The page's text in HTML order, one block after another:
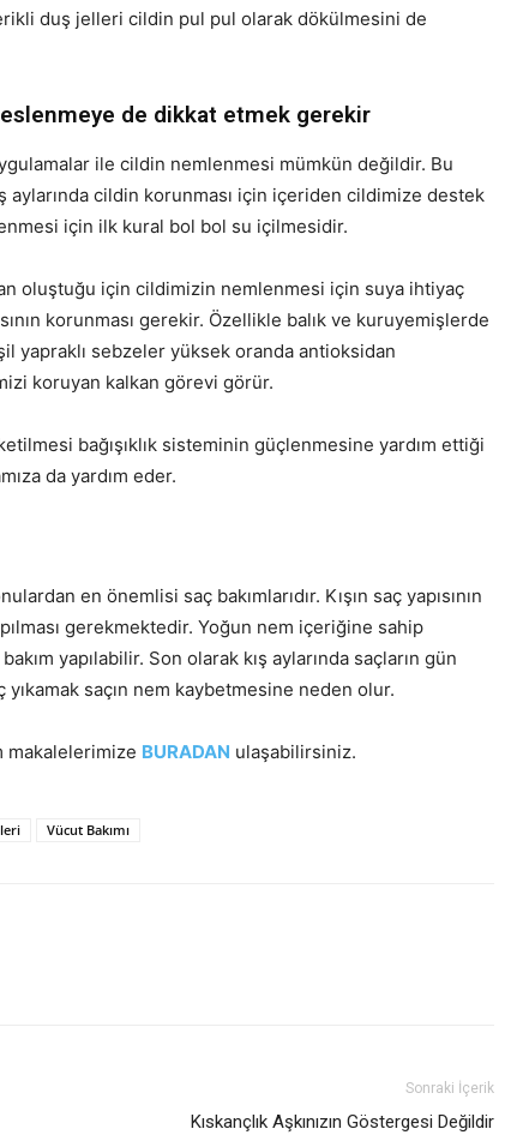
duş jelleri cildin pul pul olarak dökülmesini de
de dikkat etmek gerekir
ile cildin nemlenmesi mümkün değildir. Bu
cildin korunması için içeriden cildimize destek
için ilk kural bol bol su içilmesidir.
oluştuğu için cildimizin nemlenmesi için suya ihtiyaç
korunması gerekir. Özellikle balık ve kuruyemişlerde
yapraklı sebzeler yüksek oranda antioksidan
koruyan kalkan görevi görür.
bağışıklık sisteminin güçlenmesine yardım ettiği
da yardım eder.
en önemlisi saç bakımlarıdır. Kışın saç yapısının
gerekmektedir. Yoğun nem içeriğine sahip
yapılabilir. Son olarak kış aylarında saçların gün
yıkamak saçın nem kaybetmesine neden olur.
makalelerimize BURADAN ulaşabilirsiniz.
Vücut Bakımı
Sonraki İçerik
Kıskançlık Aşkınızın Göstergesi Değildir